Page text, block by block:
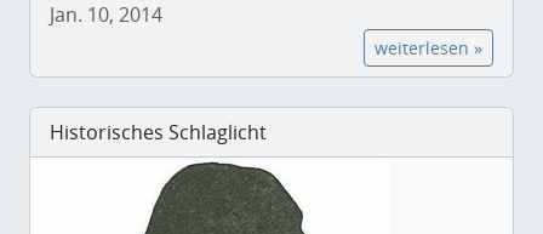
Jan. 10, 2014
weiterlesen »
Historisches Schlaglicht